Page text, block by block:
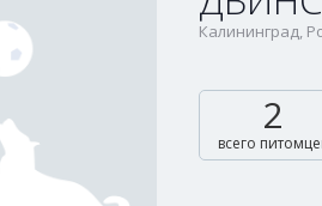
Калининград,
2
всего